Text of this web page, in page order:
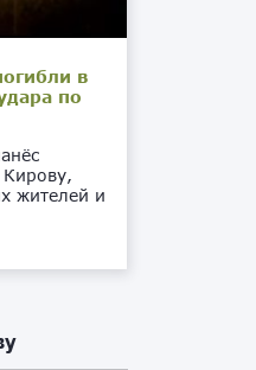
в
по
жителей и